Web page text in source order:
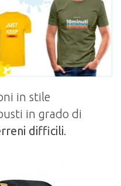
in stile
in grado di
difficili.